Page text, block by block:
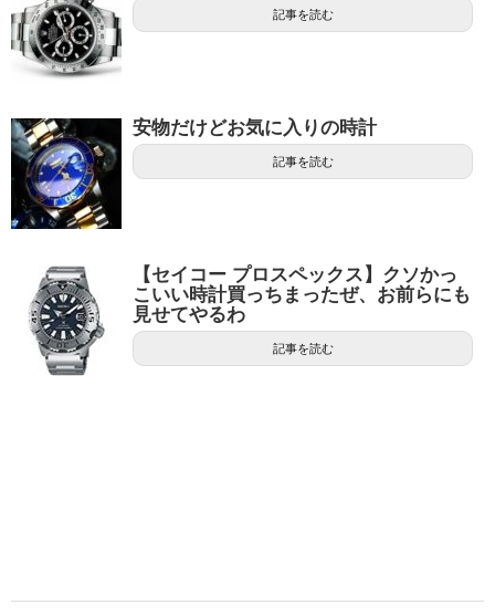
記事を読む
安物だけどお気に入りの時計
記事を読む
【セイコー プロスペックス】クソかっ
こいい時計買っちまったぜ、お前らにも
見せてやるわ
記事を読む